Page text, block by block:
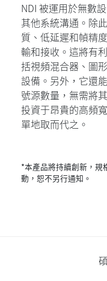
NDI 被運用於無數
其他系統溝通。除
質、低延遲和幀精
輸和接收。這將有
括視頻混合器、圖
設備。另外，它還
號源數量，無需將
投資于昂貴的高頻
單地取而代之。
*本產品將持續創新，規
動，恕不另行通知。